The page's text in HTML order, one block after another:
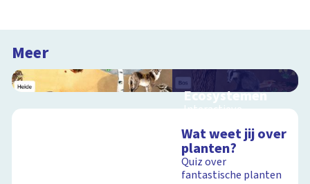
Meer
Ecosystemen
Interactieve
Veluwe
Wat weet jij over
planten?
Quiz over
fantastische planten